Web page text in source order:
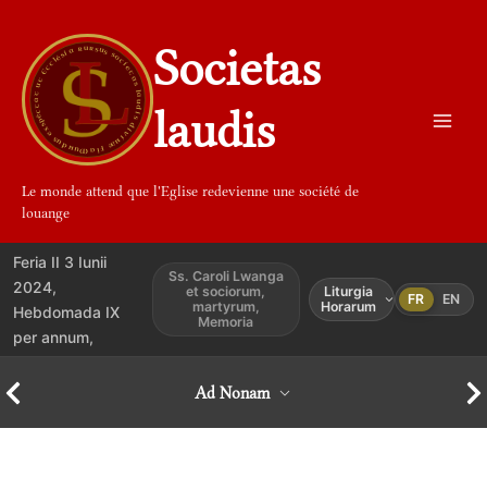
contenu
Societas
laudis
Le monde attend que l'Eglise redevienne une société de
louange
Feria II 3 Iunii
2024,
Hebdomada IX
per annum,
Ss. Caroli Lwanga
et sociorum,
martyrum,
Memoria
Liturgia
Horarum
FR EN
Ad Nonam